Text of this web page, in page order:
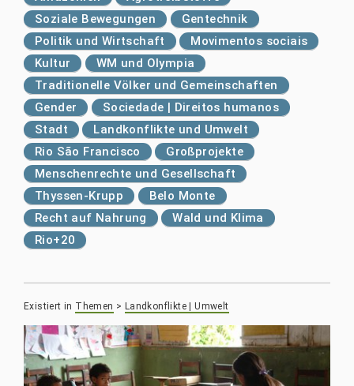
Soziale Bewegungen
Gentechnik
Politik und Wirtschaft
Movimentos sociais
Kultur
WM und Olympia
Traditionelle Völker und Gemeinschaften
Gender
Sociedade | Direitos humanos
Stadt
Landkonflikte und Umwelt
Rio São Francisco
Großprojekte
Menschenrechte und Gesellschaft
Thyssen-Krupp
Belo Monte
Recht auf Nahrung
Wald und Klima
Rio+20
Existiert in Themen > Landkonflikte | Umwelt